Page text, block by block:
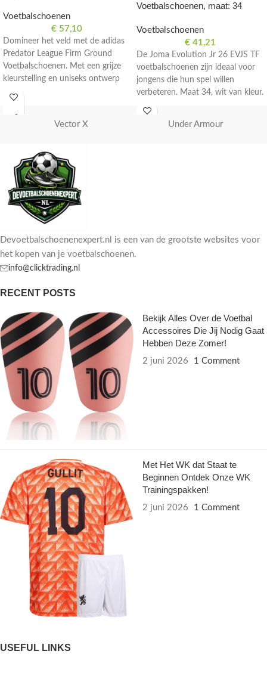
Voetbalschoenen
€ 57,10
Domineer het veld met de adidas
Predator League Firm Ground
Voetbalschoenen. Met een grijze
kleurstelling en uniseks ontwerp
Voetbalschoenen, maat: 34
Voetbalschoenen
€ 41,21
De Joma Evolution Jr 26 EVJS TF
voetbalschoenen zijn ideaal voor
jongens die hun spel willen
verbeteren. Maat 34, wit van kleur.
Vector X Under Armour
Devoetbalschoenenexpert.nl is een van de grootste websites voor
het kopen van je voetbalschoenen.
info@clicktrading.nl
RECENT POSTS
Bekijk Alles Over de Voetbal
Accessoires Die Jij Nodig Gaat
Hebben Deze Zomer!
2 juni 2026 1 Comment
Met Het WK dat Staat te
Beginnen Ontdek Onze WK
Trainingspakken!
2 juni 2026 1 Comment
USEFUL LINKS